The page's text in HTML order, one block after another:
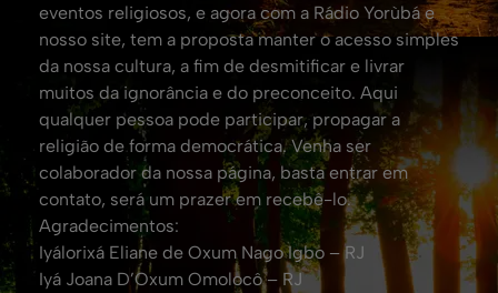
eventos religiosos, e agora com a Rádio Yorùbá e
nosso site, tem a proposta manter o acesso simples
da nossa cultura, a fim de desmitificar e livrar
muitos da ignorância e do preconceito. Aqui
qualquer pessoa pode participar, propagar a
religião de forma democrática. Venha ser
colaborador da nossa página, basta entrar em
contato, será um prazer em recebê-lo.
Agradecimentos:
Iyálorixá Eliane de Oxum Nago Igbo – RJ
Iyá Joana D’Oxum Omolocô – RJ